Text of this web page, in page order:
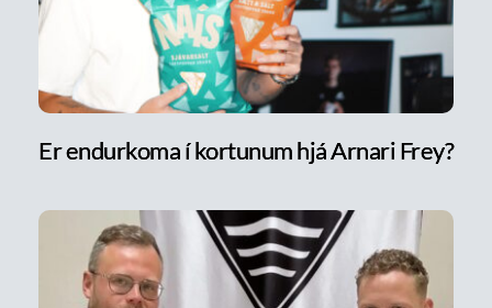
Er endurkoma í kortunum hjá Arnari Frey?